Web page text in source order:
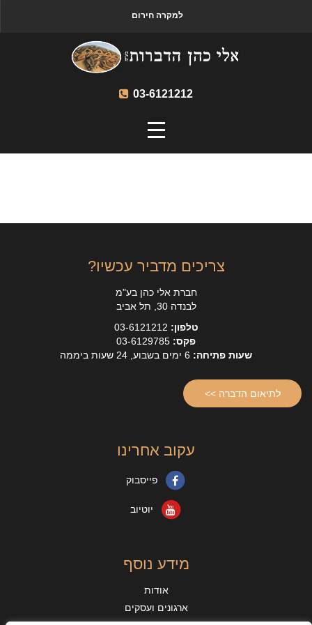
03-6121212
למקרה חירום
צריכים מדביר עכשיו?
חברת אלי כהן בע"מ
לבנדה 30, תל אביב
טלפון:
פקס:
שעות פתיחה:
לתיאום הדברה >>
עקוב אחרינו
פייסבוק
יוטיוב
מידע נוסף
אודות
ארגונים ועסקים